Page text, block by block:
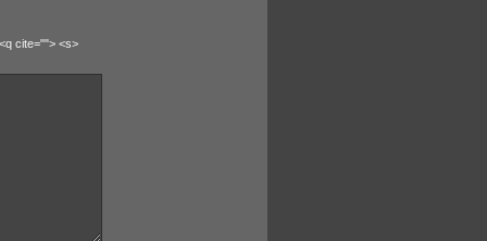
cite=""> <s>